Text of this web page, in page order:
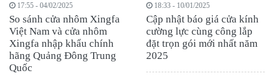
17:55 - 04/02/2025
So sánh cửa nhôm Xingfa
Việt Nam và cửa nhôm
Xingfa nhập khẩu chính
hãng Quảng Đông Trung
Quốc
18:33 - 10/01/2025
Cập nhật báo giá cửa kính
cường lực cùng công lắp
đặt trọn gói mới nhất năm
2025